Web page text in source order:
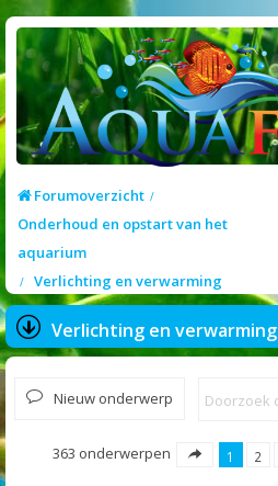
Forumoverzicht
Onderhoud en opstart van het
aquarium
Verlichting en verwarming
Verlichting en verwarming
Nieuw onderwerp
363 onderwerpen 1 2